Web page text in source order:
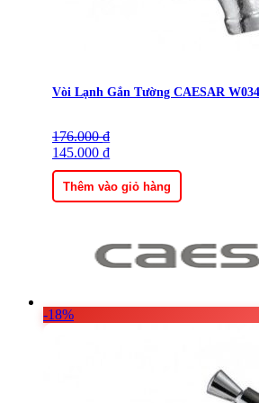
Vòi Lạnh Gắn Tường CAESAR
176.000₫
Giá
gốc
là:
176.000 ₫.
145.000 ₫
Giá
hiện
tại
là:
145.000 ₫.
Thêm vào giỏ hàng
-18%